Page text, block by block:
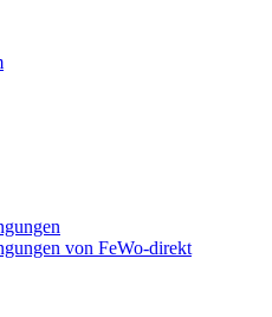
von FeWo-direkt